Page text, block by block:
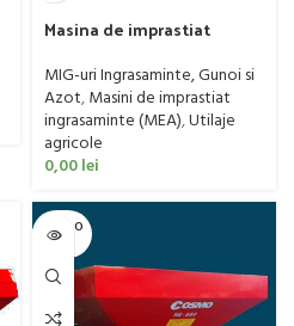
Masina de imprastiat
antiderapant Cosmo
model RT- PRO 1000
MIG-uri Ingrasaminte, Gunoi si
Azot,Masini de imprastiat
ingrasaminte (MEA),Utilaje
agricole
0,00lei
SOLD O
UT